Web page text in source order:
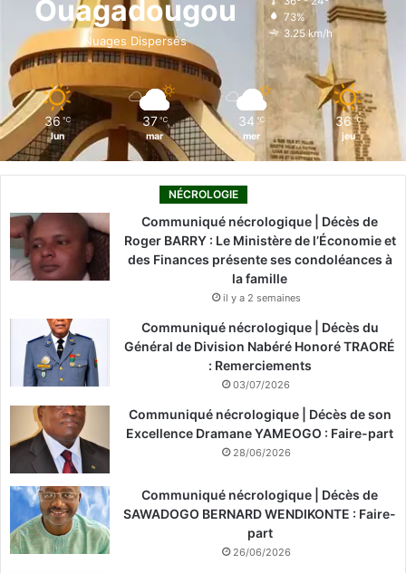
o
k
i
n
r
Ouagadougou
Nuages Dispersés
73%
3.25 km/h
36 ℃
lun
37 ℃
mar
34 ℃
mer
36 ℃
jeu
NÉCROLOGIE
Communiqué nécrologique | Décès de
Roger BARRY : Le Ministère de l’Économie et
des Finances présente ses condoléances à
la famille
il y a 2 semaines
Communiqué nécrologique | Décès du
Général de Division Nabéré Honoré TRAORÉ
: Remerciements
03/07/2026
Communiqué nécrologique | Décès de son
Excellence Dramane YAMEOGO : Faire-part
28/06/2026
Communiqué nécrologique | Décès de
SAWADOGO BERNARD WENDIKONTE : Faire-
part
26/06/2026